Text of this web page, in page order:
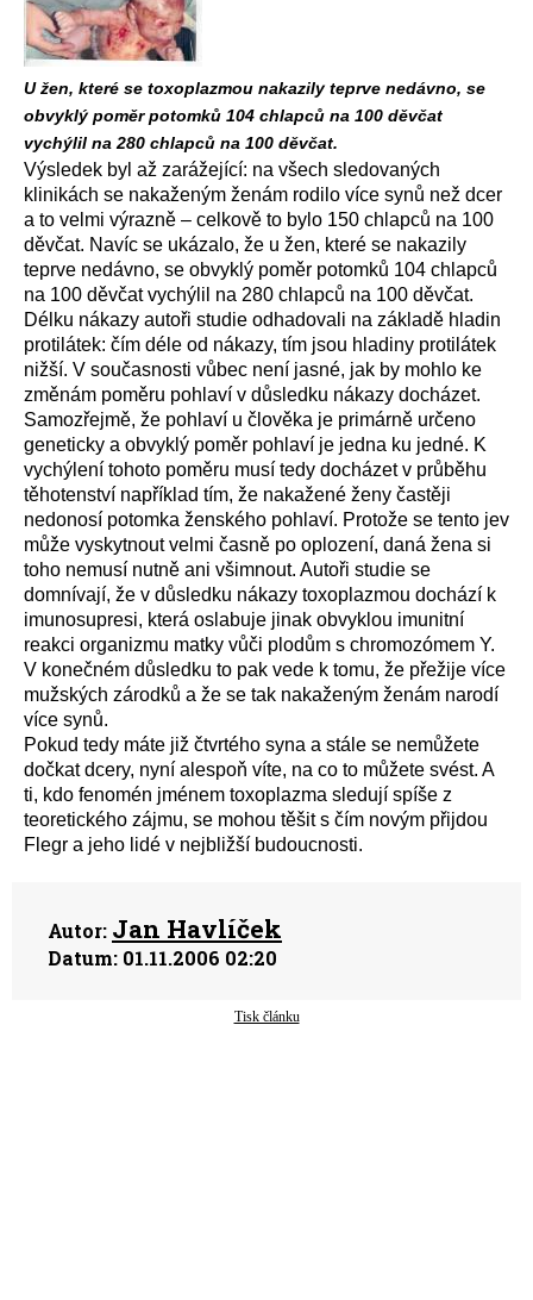
U žen, které se toxoplazmou nakazily teprve nedávno, se
obvyklý poměr potomků 104 chlapců na 100 děvčat
vychýlil na 280 chlapců na 100 děvčat.
Výsledek byl až zarážející: na všech sledovaných
klinikách se nakaženým ženám rodilo více synů než dcer
a to velmi výrazně – celkově to bylo 150 chlapců na 100
děvčat. Navíc se ukázalo, že u žen, které se nakazily
teprve nedávno, se obvyklý poměr potomků 104 chlapců
na 100 děvčat vychýlil na 280 chlapců na 100 děvčat.
Délku nákazy autoři studie odhadovali na základě hladin
protilátek: čím déle od nákazy, tím jsou hladiny protilátek
nižší. V současnosti vůbec není jasné, jak by mohlo ke
změnám poměru pohlaví v důsledku nákazy docházet.
Samozřejmě, že pohlaví u člověka je primárně určeno
geneticky a obvyklý poměr pohlaví je jedna ku jedné. K
vychýlení tohoto poměru musí tedy docházet v průběhu
těhotenství například tím, že nakažené ženy častěji
nedonosí potomka ženského pohlaví. Protože se tento jev
může vyskytnout velmi časně po oplození, daná žena si
toho nemusí nutně ani všimnout. Autoři studie se
domnívají, že v důsledku nákazy toxoplazmou dochází k
imunosupresi, která oslabuje jinak obvyklou imunitní
reakci organizmu matky vůči plodům s chromozómem Y.
V konečném důsledku to pak vede k tomu, že přežije více
mužských zárodků a že se tak nakaženým ženám narodí
více synů.
Pokud tedy máte již čtvrtého syna a stále se nemůžete
dočkat dcery, nyní alespoň víte, na co to můžete svést. A
ti, kdo fenomén jménem toxoplazma sledují spíše z
teoretického zájmu, se mohou těšit s čím novým přijdou
Flegr a jeho lidé v nejbližší budoucnosti.
Autor: Jan Havlíček
Datum: 01.11.2006 02:20
Tisk článku